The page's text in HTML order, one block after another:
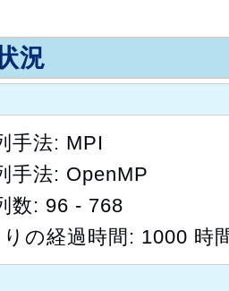
況
手法: MPI
手法: OpenMP
数: 96 - 768
の経過時間: 1000 時